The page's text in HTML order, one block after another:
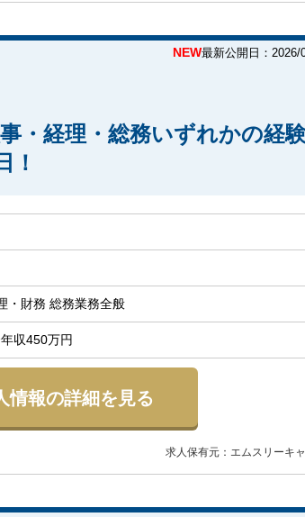
NEW最新公開日：2026/
・経理・総務いずれかの経
！
・財務 総務業務全般
収450万円
情報の詳細を見る
求人保有元：エムスリーキ